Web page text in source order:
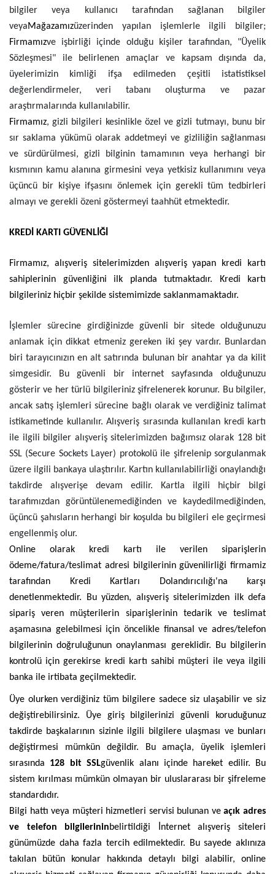
bilgiler veya kullanıcı tarafından sağlanan bilgiler
veyaMağazamızüzerinden yapılan işlemlerle ilgili bilgiler;
Firmamızve işbirliği içinde olduğu kişiler tarafından, "Üyelik
Sözleşmesi" ile belirlenen amaçlar ve kapsam dışında da,
üyelerimizin kimliği ifşa edilmeden çeşitli istatistiksel
değerlendirmeler, veri tabanı oluşturma ve pazar
araştırmalarında kullanılabilir.
Firmamız, gizli bilgileri kesinlikle özel ve gizli tutmayı, bunu bir
sır saklama yükümü olarak addetmeyi ve gizliliğin sağlanması
ve sürdürülmesi, gizli bilginin tamamının veya herhangi bir
kısmının kamu alanına girmesini veya yetkisiz kullanımını veya
üçüncü bir kişiye ifşasını önlemek için gerekli tüm tedbirleri
almayı ve gerekli özeni göstermeyi taahhüt etmektedir.
KREDİ KARTI GÜVENLİĞİ
Firmamız, alışveriş sitelerimizden alışveriş yapan kredi kartı
sahiplerinin güvenliğini ilk planda tutmaktadır. Kredi kartı
bilgileriniz hiçbir şekilde sistemimizde saklanmamaktadır.
İşlemler sürecine girdiğinizde güvenli bir sitede olduğunuzu
anlamak için dikkat etmeniz gereken iki şey vardır. Bunlardan
biri tarayıcınızın en alt satırında bulunan bir anahtar ya da kilit
simgesidir. Bu güvenli bir internet sayfasında olduğunuzu
gösterir ve her türlü bilgileriniz şifrelenerek korunur. Bu bilgiler,
ancak satış işlemleri sürecine bağlı olarak ve verdiğiniz talimat
istikametinde kullanılır. Alışveriş sırasında kullanılan kredi kartı
ile ilgili bilgiler alışveriş sitelerimizden bağımsız olarak 128 bit
SSL (Secure Sockets Layer) protokolü ile şifrelenip sorgulanmak
üzere ilgili bankaya ulaştırılır. Kartın kullanılabilirliği onaylandığı
takdirde alışverişe devam edilir. Kartla ilgili hiçbir bilgi
tarafımızdan görüntülenemediğinden ve kaydedilmediğinden,
üçüncü şahısların herhangi bir koşulda bu bilgileri ele geçirmesi
engellenmiş olur.
Online olarak kredi kartı ile verilen siparişlerin
ödeme/fatura/teslimat adresi bilgilerinin güvenilirliği firmamiz
tarafından Kredi Kartları Dolandırıcılığı'na karşı
denetlenmektedir. Bu yüzden, alışveriş sitelerimizden ilk defa
sipariş veren müşterilerin siparişlerinin tedarik ve teslimat
aşamasına gelebilmesi için öncelikle finansal ve adres/telefon
bilgilerinin doğruluğunun onaylanması gereklidir. Bu bilgilerin
kontrolü için gerekirse kredi kartı sahibi müşteri ile veya ilgili
banka ile irtibata geçilmektedir.
Üye olurken verdiğiniz tüm bilgilere sadece siz ulaşabilir ve siz
değiştirebilirsiniz. Üye giriş bilgilerinizi güvenli koruduğunuz
takdirde başkalarının sizinle ilgili bilgilere ulaşması ve bunları
değiştirmesi mümkün değildir. Bu amaçla, üyelik işlemleri
sırasında 128 bit SSLgüvenlik alanı içinde hareket edilir. Bu
sistem kırılması mümkün olmayan bir uluslararası bir şifreleme
standardıdır.
Bilgi hattı veya müşteri hizmetleri servisi bulunan veaçık adres
ve telefon bilgilerininbelirtildiği İnternet alışveriş siteleri
günümüzde daha fazla tercih edilmektedir. Bu sayede aklınıza
takılan bütün konular hakkında detaylı bilgi alabilir, online